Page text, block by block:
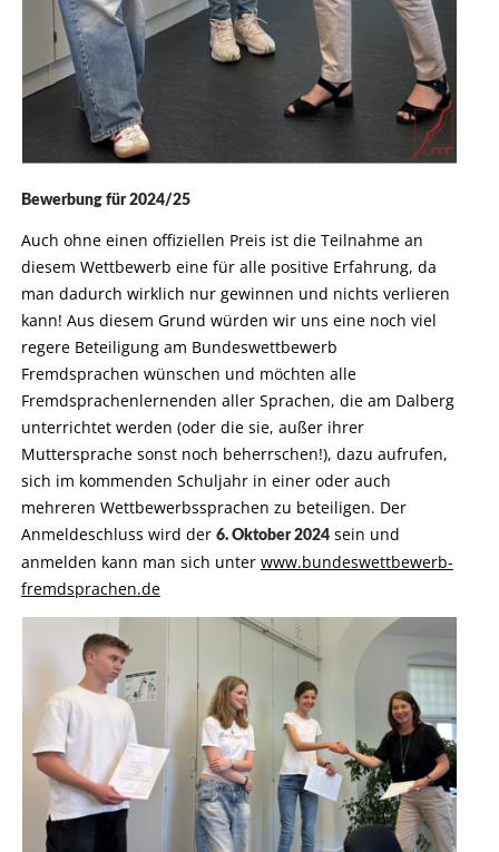
Bewerbung für 2024/25
Auch ohne einen offiziellen Preis ist die Teilnahme an
diesem Wettbewerb eine für alle positive Erfahrung, da
man dadurch wirklich nur gewinnen und nichts verlieren
kann! Aus diesem Grund würden wir uns eine noch viel
regere Beteiligung am Bundeswettbewerb
Fremdsprachen wünschen und möchten alle
Fremdsprachenlernenden aller Sprachen, die am Dalberg
unterrichtet werden (oder die sie, außer ihrer
Muttersprache sonst noch beherrschen!), dazu aufrufen,
sich im kommenden Schuljahr in einer oder auch
mehreren Wettbewerbssprachen zu beteiligen. Der
Anmeldeschluss wird der 6. Oktober 2024sein und
anmelden kann man sich unter www.bundeswettbewerb-
fremdsprachen.de